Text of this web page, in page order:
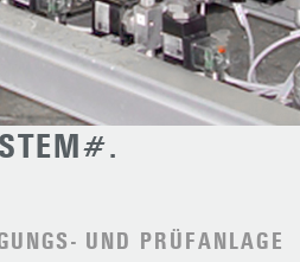
UND PRÜFANLAGE